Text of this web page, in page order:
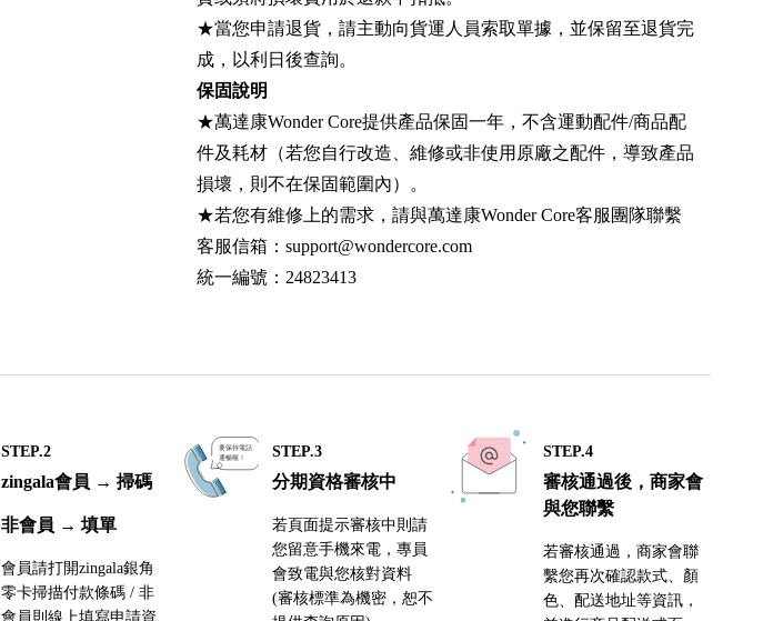
★當您申請退貨，請主動向貨運人員索取單據，並保留至退貨完
成，以利日後查詢。
保固說明
★萬達康Wonder Core提供產品保固一年，不含運動配件/商品配
件及耗材（若您自行改造、維修或非使用原廠之配件，導致產品
損壞，則不在保固範圍內）。
★若您有維修上的需求，請與萬達康Wonder Core客服團隊聯繫
客服信箱：support@wondercore.com
統一編號：24823413
STEP.2
zingala會員 → 掃碼
非會員 → 填單
會員請打開zingala銀角
零卡掃描付款條碼 / 非
會員則線上填寫申請資
STEP.3
分期資格審核中
若頁面提示審核中則請
您留意手機來電，專員
會致電與您核對資料
(審核標準為機密，恕不
STEP.4
審核通過後，商家會
與您聯繫
若審核通過，商家會聯
繫您再次確認款式、顏
色、配送地址等資訊，